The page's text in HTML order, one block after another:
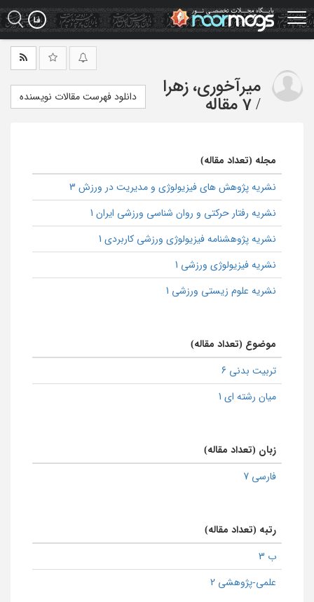
Skip
to
main
میرآخوری، زهرا
/ 7 مقاله دانلود فهرست مقالات نویسنده
مجله (تعداد مقاله)
نشریه پژوهش های فیزیولوژی و مدیریت در ورزش 3
نشریه رفتار حرکتی و روان‌ شناسی ورزشی ایران 1
نشریه پژوهشنامه فیزیولوژی ورزشی کاربردی 1
نشریه فیزیولوژی ورزشی 1
نشریه علوم زیستی ورزشی 1
موضوع (تعداد مقاله)
تربیت بدنی 6
میان رشته ای 1
زبان (تعداد مقاله)
فارسی 7
رتبه (تعداد مقاله)
ب 3
علمی-پژوهشی 2